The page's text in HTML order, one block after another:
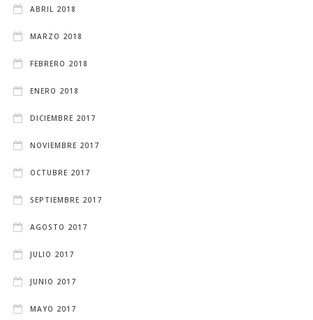
ABRIL 2018
MARZO 2018
FEBRERO 2018
ENERO 2018
DICIEMBRE 2017
NOVIEMBRE 2017
OCTUBRE 2017
SEPTIEMBRE 2017
AGOSTO 2017
JULIO 2017
JUNIO 2017
MAYO 2017